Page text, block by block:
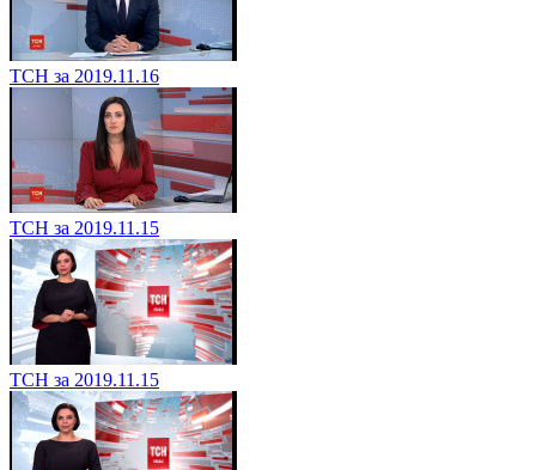
ТСН за 2019.11.16
ТСН за 2019.11.15
ТСН за 2019.11.15